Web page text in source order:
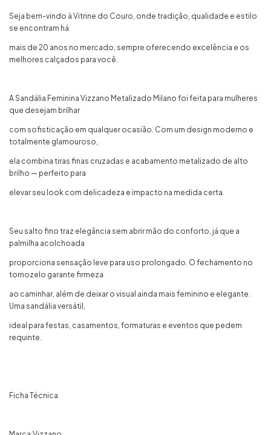
Seja bem-vindo à Vitrine do Couro, onde tradição, qualidade e estilo
se encontram há
mais de 20 anos no mercado, sempre oferecendo excelência e os
melhores calçados para você.
A Sandália Feminina Vizzano Metalizado Milano foi feita para mulheres
que desejam brilhar
com sofisticação em qualquer ocasião. Com um design moderno e
totalmente glamouroso,
ela combina tiras finas cruzadas e acabamento metalizado de alto
brilho — perfeito para
elevar seu look com delicadeza e impacto na medida certa.
Seu salto fino traz elegância sem abrir mão do conforto, já que a
palmilha acolchoada
proporciona sensação leve para uso prolongado. O fechamento no
tornozelo garante firmeza
ao caminhar, além de deixar o visual ainda mais feminino e elegante.
Uma sandália versátil,
ideal para festas, casamentos, formaturas e eventos que pedem
requinte.
Ficha Técnica